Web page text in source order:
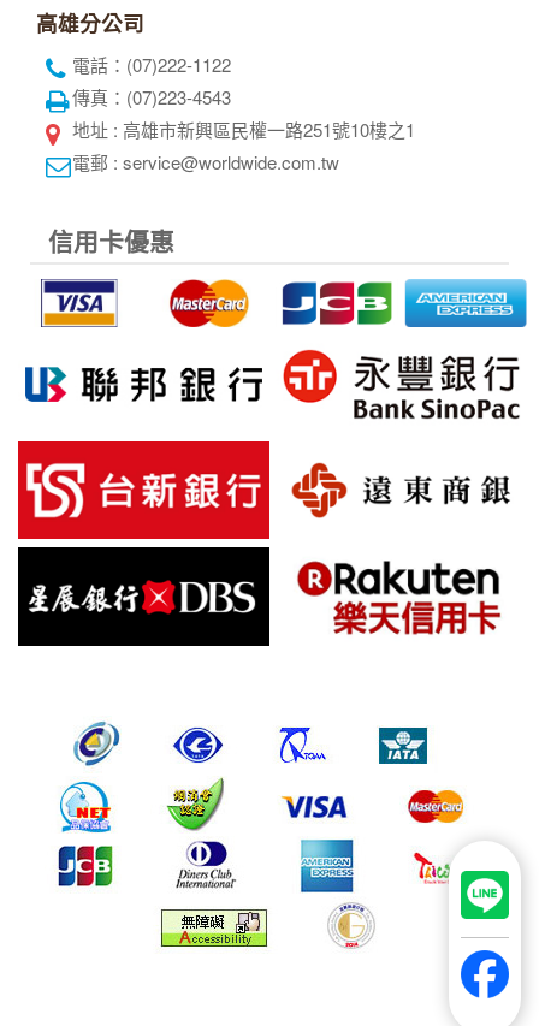
高雄分公司
電話：(07)222-1122
傳真：(07)223-4543
地址 : 高雄市新興區民權一路251號10樓之1
電郵 : service@worldwide.com.tw
信用卡優惠